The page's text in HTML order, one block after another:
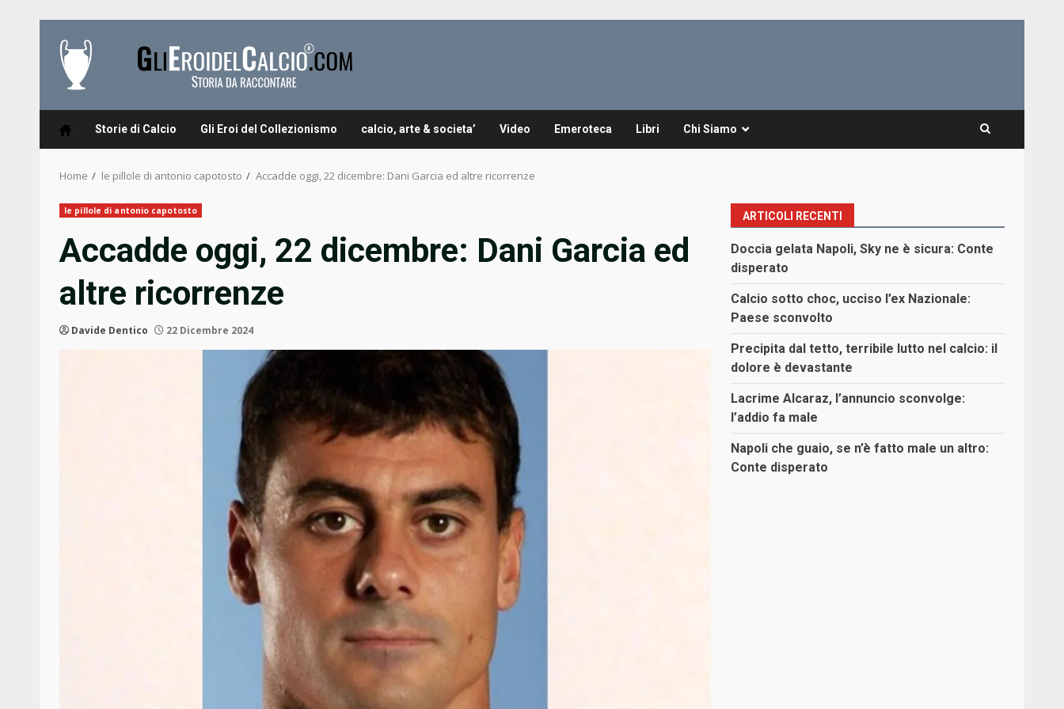
content
Storie di Calcio Gli Eroi del Collezionismo calcio, arte & societa’ Video Emeroteca Libri Chi Siamo
Home le pillole di antonio capotosto Accadde oggi, 22 dicembre: Dani Garcia ed altre ricorrenze
le pillole di antonio capotosto
Accadde oggi, 22 dicembre: Dani Garcia ed
altre ricorrenze
Davide Dentico 22 Dicembre 2024
ARTICOLI RECENTI
Doccia gelata Napoli, Sky ne è sicura: Conte
disperato
Calcio sotto choc, ucciso l’ex Nazionale:
Paese sconvolto
Precipita dal tetto, terribile lutto nel calcio: il
dolore è devastante
Lacrime Alcaraz, l’annuncio sconvolge:
l’addio fa male
Napoli che guaio, se n’è fatto male un altro:
Conte disperato